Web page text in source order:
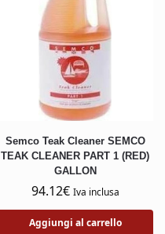
Semco Teak Cleaner SEMCO
TEAK CLEANER PART 1 (RED)
GALLON
94.12€ Iva inclusa
Aggiungi al carrello